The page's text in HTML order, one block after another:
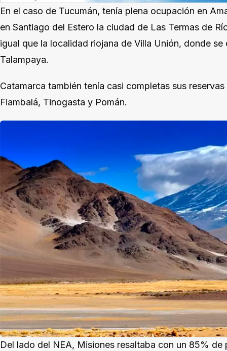
En el caso de Tucumán, tenía plena ocupación en
en Santiago del Estero la ciudad de Las Termas de
igual que la localidad riojana de Villa Unión, donde
Talampaya.
Catamarca también tenía casi completas sus
Fiambalá, Tinogasta y Pomán.
Del lado del NEA, Misiones resaltaba con un 85%